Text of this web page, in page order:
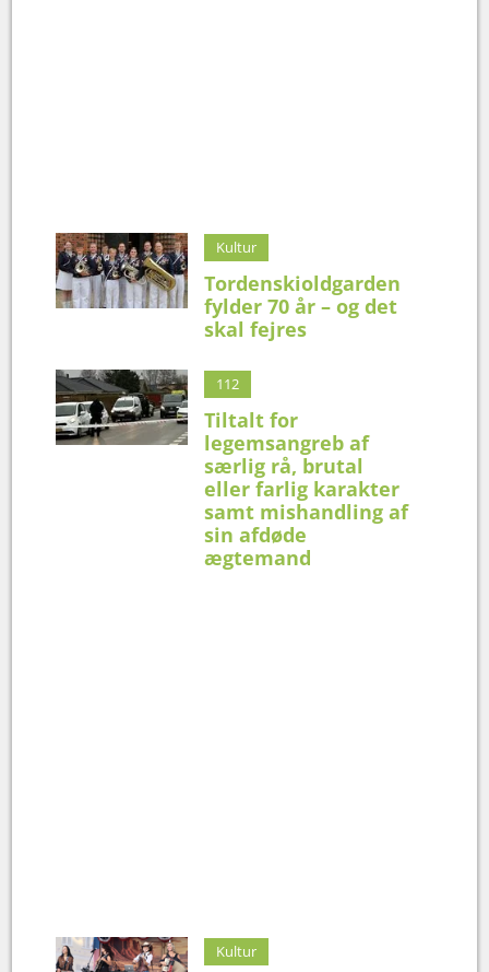
Kultur
Tordenskioldgarden
fylder 70 år – og det
skal fejres
112
Tiltalt for
legemsangreb af
særlig rå, brutal
eller farlig karakter
samt mishandling af
sin afdøde
ægtemand
Kultur